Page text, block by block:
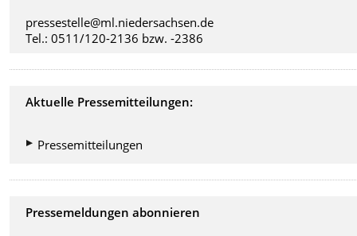
pressestelle@ml.niedersachsen.de
Tel.: 0511/120-2136 bzw. -2386
Aktuelle Pressemitteilungen:
Pressemitteilungen
Pressemeldungen abonnieren